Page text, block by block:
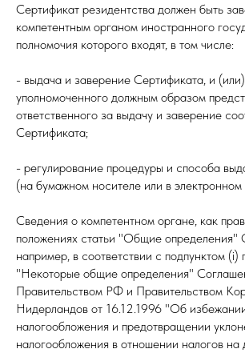
Сертификат резидентства должен быть
компетентным органом иностранного
полномочия которого входят, в том числе:
- выдача и заверение Сертификата, и
уполномоченного должным образом
ответственного за выдачу и заверение
Сертификата;
- регулирование процедуры и способа
(на бумажном носителе или в электронном
Сведения о компетентном органе, как
положениях статьи "Общие
например, в соответствии с подпунктом (i)
"Некоторые общие определения"
Правительством РФ и Правительством
Нидерландов от 16.12.1996 "Об
налогообложения и предотвращении
налогообложения в отношении налогов на